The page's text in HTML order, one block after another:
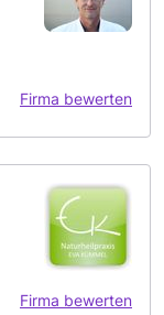
Firma bewerten
Firma bewerten